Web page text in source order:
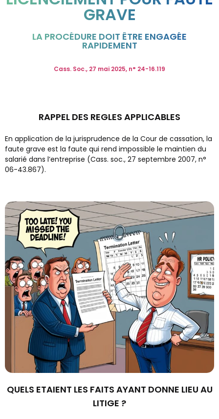
GRAVE
LA PROCÉDURE DOIT ÊTRE ENGAGÉE
RAPIDEMENT
Cass. Soc., 27 mai 2025, n° 24-16.119
RAPPEL DES REGLES APPLICABLES
En application de la jurisprudence de la Cour de cassation, la
faute grave est la faute qui rend impossible le maintien du
salarié dans l’entreprise (Cass. soc., 27 septembre 2007, n°
06-43.867).
QUELS ETAIENT LES FAITS AYANT DONNE LIEU AU
LITIGE ?